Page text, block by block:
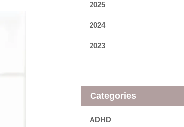
2025
2024
2023
Categories
ADHD